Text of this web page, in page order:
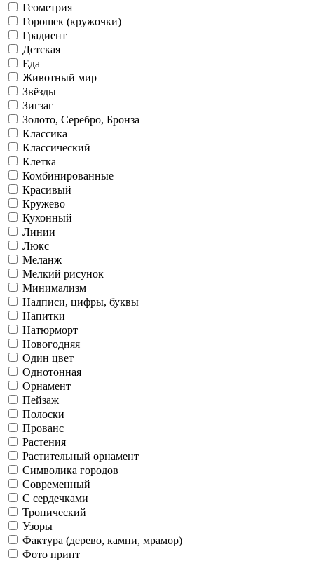
Геометрия
Горошек (кружочки)
Градиент
Детская
Еда
Животный мир
Звёзды
Зигзаг
Золото, Серебро, Бронза
Классика
Классический
Клетка
Комбинированные
Красивый
Кружево
Кухонный
Линии
Люкс
Меланж
Мелкий рисунок
Минимализм
Надписи, цифры, буквы
Напитки
Натюрморт
Новогодняя
Один цвет
Однотонная
Орнамент
Пейзаж
Полоски
Прованс
Растения
Растительный орнамент
Символика городов
Современный
С сердечками
Тропический
Узоры
Фактура (дерево, камни, мрамор)
Фото принт